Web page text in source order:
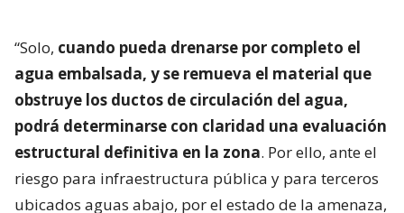
“Solo, cuando pueda drenarse por completo el
agua embalsada, y se remueva el material que
obstruye los ductos de circulación del agua,
podrá determinarse con claridad una evaluación
estructural definitiva en la zona. Por ello, ante el
riesgo para infraestructura pública y para terceros
ubicados aguas abajo, por el estado de la amenaza,